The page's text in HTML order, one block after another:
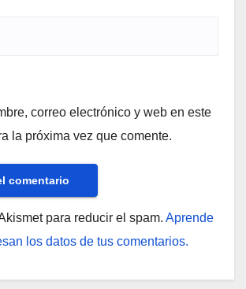
correo electrónico y web en este
la próxima vez que comente.
para reducir el spam. Aprende
los datos de tus comentarios.